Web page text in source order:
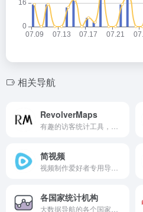
相关导航
RevolverMaps
简视频
各国家统计机构